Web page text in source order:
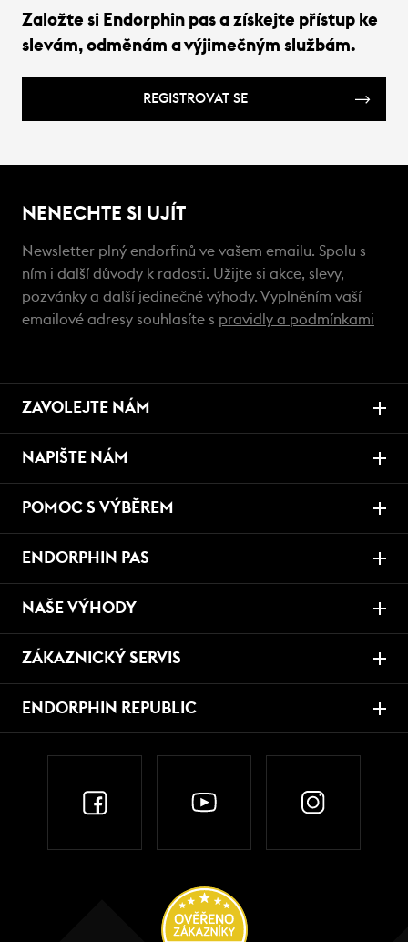
Založte si Endorphin pas a získejte přístup ke
slevám, odměnám a výjimečným službám.
REGISTROVAT SE
NENECHTE SI UJÍT
Newsletter plný endorfinů ve vašem emailu. Spolu s
ním i další důvody k radosti. Užijte si akce, slevy,
pozvánky a další jedinečné výhody. Vyplněním vaší
emailové adresy souhlasíte s pravidly a podmínkami
ZAVOLEJTE NÁM
NAPIŠTE NÁM
POMOC S VÝBĚREM
ENDORPHIN PAS
NAŠE VÝHODY
ZÁKAZNICKÝ SERVIS
ENDORPHIN REPUBLIC